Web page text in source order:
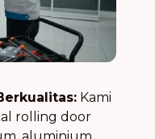
Kami
rolling door